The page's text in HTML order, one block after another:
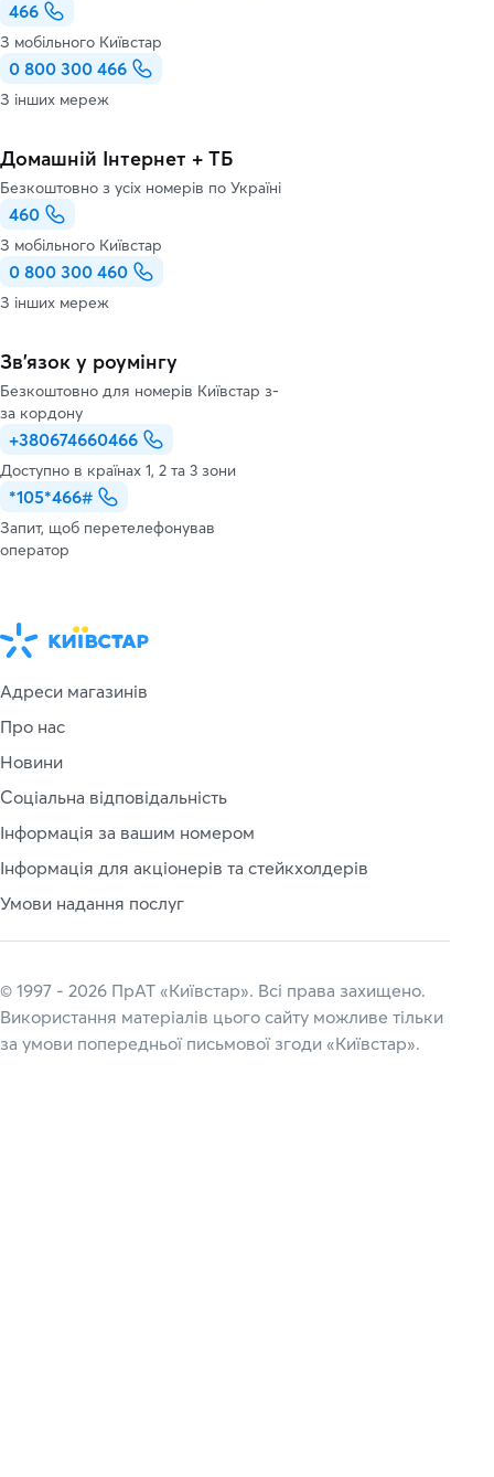
466
З мобільного Київстар
0 800 300 466
З інших мереж
Домашній Інтернет + ТБ
Безкоштовно з усіх номерів по Україні
460
З мобільного Київстар
0 800 300 460
З інших мереж
Зв’язок у роумінгу
Безкоштовно для номерів Київстар з-
за кордону
+380674660466
Доступно в країнах 1, 2 та 3 зони
*105*466#
Запит, щоб перетелефонував
оператор
Адреси магазинів
Про нас
Новини
Соціальна відповідальність
Інформація за вашим номером
Інформація для акціонерів та стейкхолдерів
Умови надання послуг
© 1997 - 2026 ПрАТ «Київстар». Всі права захищено.
Використання матеріалів цього сайту можливе тільки
за умови попередньої письмової згоди «Київстар».